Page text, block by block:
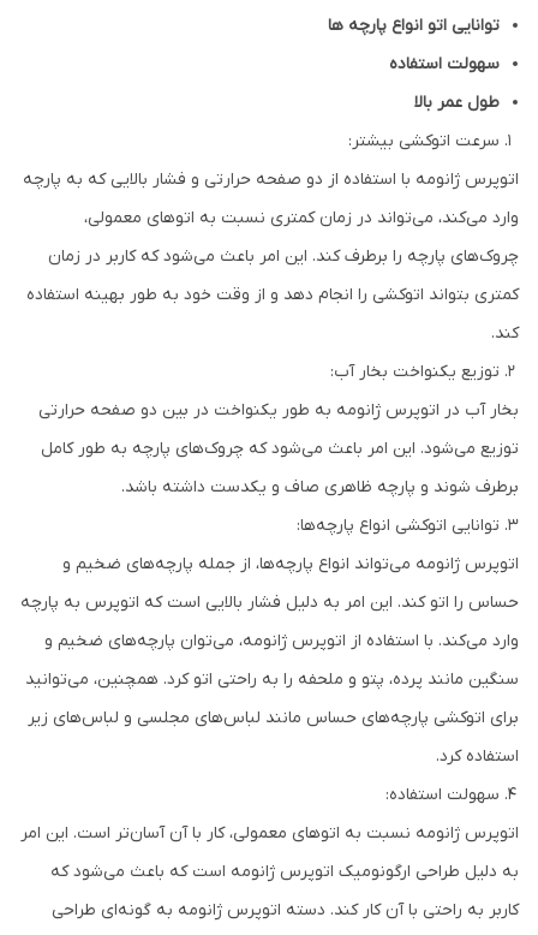
توانایی اتو انواع پارچه ها
سهولت استفاده
طول عمر بالا
سرعت اتوکشی بیشتر:
اتوپرس ژانومه با استفاده از دو صفحه حرارتی و فشار بالایی که به پارچه
وارد می‌کند، می‌تواند در زمان کمتری نسبت به اتوهای معمولی،
چروک‌های پارچه را برطرف کند. این امر باعث می‌شود که کاربر در زمان
کمتری بتواند اتوکشی را انجام دهد و از وقت خود به طور بهینه استفاده
کند.
توزیع یکنواخت بخار آب:
بخار آب در اتوپرس ژانومه به طور یکنواخت در بین دو صفحه حرارتی
توزیع می‌شود. این امر باعث می‌شود که چروک‌های پارچه به طور کامل
برطرف شوند و پارچه ظاهری صاف و یکدست داشته باشد.
توانایی اتوکشی انواع پارچه‌ها:
اتوپرس ژانومه می‌تواند انواع پارچه‌ها، از جمله پارچه‌های ضخیم و
حساس را اتو کند. این امر به دلیل فشار بالایی است که اتوپرس به پارچه
وارد می‌کند. با استفاده از اتوپرس ژانومه، می‌توان پارچه‌های ضخیم و
سنگین مانند پرده، پتو و ملحفه را به راحتی اتو کرد. همچنین، می‌توانید
برای اتوکشی پارچه‌های حساس مانند لباس‌های مجلسی و لباس‌های زیر
استفاده کرد.
سهولت استفاده:
اتوپرس ژانومه نسبت به اتوهای معمولی، کار با آن آسان‌تر است. این امر
به دلیل طراحی ارگونومیک اتوپرس ژانومه است که باعث می‌شود که
کاربر به راحتی با آن کار کند. دسته اتوپرس ژانومه به گونه‌ای طراحی